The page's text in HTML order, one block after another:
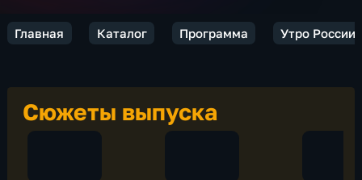
Главная Каталог Программа Утро России
Сюжеты выпуска